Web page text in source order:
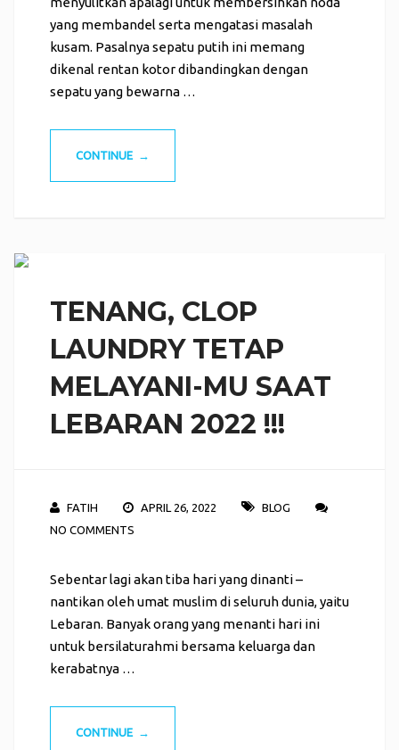
yang membandel serta mengatasi masalah
kusam. Pasalnya sepatu putih ini memang
dikenal rentan kotor dibandingkan dengan
sepatu yang bewarna …
CONTINUE →
TENANG, CLOP
LAUNDRY TETAP
MELAYANI-MU SAAT
LEBARAN 2022 !!!
FATIH APRIL 26, 2022
BLOG
NO COMMENTS
Sebentar lagi akan tiba hari yang dinanti –
nantikan oleh umat muslim di seluruh dunia, yaitu
Lebaran. Banyak orang yang menanti hari ini
untuk bersilaturahmi bersama keluarga dan
kerabatnya …
CONTINUE →